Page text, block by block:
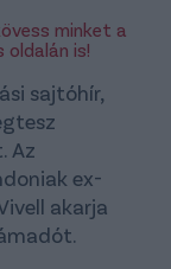
minket a
oldalán is!
sajtóhír,
Az
ex-
akarja